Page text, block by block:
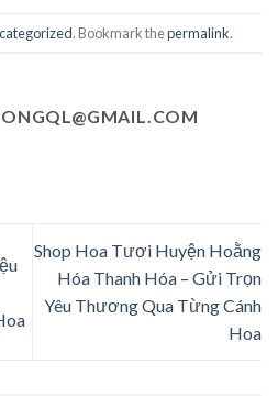
. Bookmark thepermalink.
Shop Hoa Tươi Huyện Hoằng
Hóa Thanh Hóa – Gửi Trọn
Yêu Thương Qua Từng Cánh
Hoa